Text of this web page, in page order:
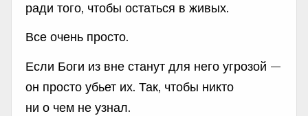
ради того, чтобы остаться в живых.
Все очень просто.
Если Боги из вне станут для него угрозой —
он просто убьет их. Так, чтобы никто
ни о чем не узнал.